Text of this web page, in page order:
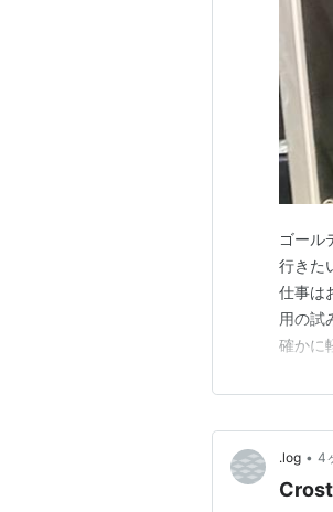
ゴール
行きた
仕事は
用の試
確かに
普段の
.log • 4